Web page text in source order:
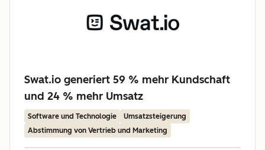
Swat.io generiert 59 % mehr Kundschaft
und 24 % mehr Umsatz
Software und Technologie
Umsatzsteigerung
Abstimmung von Vertrieb und Marketing